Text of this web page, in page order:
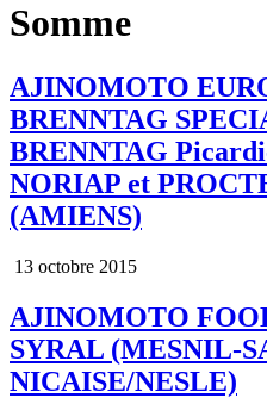
Somme
AJINOMOTO
BRENNTAG
BRENNTAG
NORIAP et
(AMIENS)
13 octobre 2015
AJINOMOTO
SYRAL (MESNIL-
NICAISE/NESLE)